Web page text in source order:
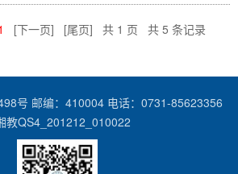
[下一页] [尾页] 共 1 页 共 5 条记录
号 邮编：410004 电话：0731-85623356
教QS4_201212_010022